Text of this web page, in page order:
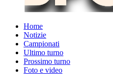
Home
Notizie
Campionati
Ultimo turno
Prossimo turno
Foto e video